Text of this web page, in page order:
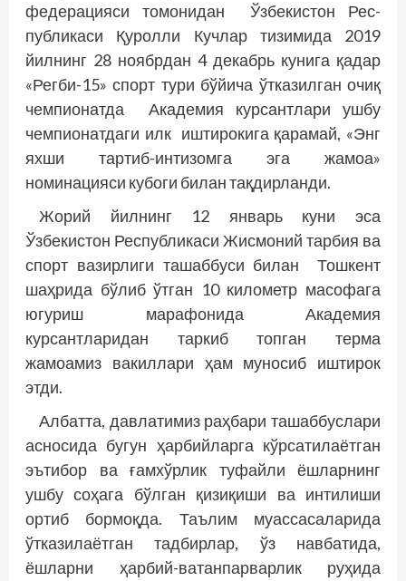
федерацияси томонидан Ўзбекистон Рес­
публикаси Қуролли Кучлар тизимида 2019
йилнинг 28 ноябрдан 4 декабрь кунига қадар
«Регби-15» спорт тури бўйича ўтказилган очиқ
чемпионатда Академия курсантлари ушбу
чемпионатдаги илк иштирокига қарамай, «Энг
яхши тартиб-интизомга эга жамоа»
номинацияси кубоги билан тақдирланди.
Жорий йилнинг 12 январь куни эса
Ўзбекистон Республикаси Жисмоний тарбия ва
спорт вазирлиги ташаббуси билан Тошкент
шаҳрида бўлиб ўтган 10 километр масофага
югуриш марафонида Академия
курсантларидан таркиб топган терма
жамоамиз вакиллари ҳам муносиб иштирок
этди.
Албатта, давлатимиз раҳбари ташаб­буслари
асносида бугун ҳарбийларга кўрсатилаётган
эътибор ва ғамхўрлик туфайли ёшларнинг
ушбу соҳага бўлган қизиқиши ва интилиши
ортиб бормоқда. Таълим муассасаларида
ўтказилаётган тадбирлар, ўз нав­батида,
ёшларни ҳарбий-ватанпарварлик руҳида